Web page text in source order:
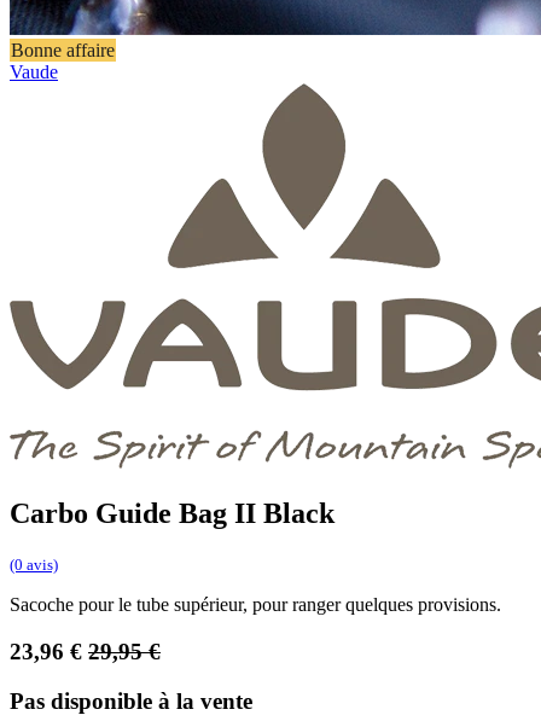
Bonne affaire
Vaude
Carbo Guide Bag II Black
(0 avis)
Sacoche pour le tube supérieur, pour ranger quelques provisions.
23,96 € 29,95€
Pas disponible à la vente